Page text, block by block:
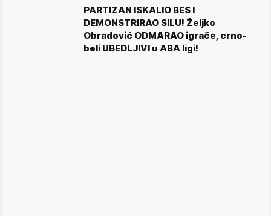
PARTIZAN ISKALIO BES I
DEMONSTRIRAO SILU! Željko
Obradović ODMARAO igrače, crno-
beli UBEDLJIVI u ABA ligi!